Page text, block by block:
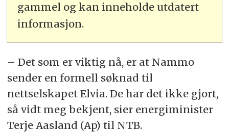
gammel og kan inneholde utdatert
informasjon.
– Det som er viktig nå, er at Nammo
sender en formell søknad til
nettselskapet Elvia. De har det ikke gjort,
så vidt meg bekjent, sier energiminister
Terje Aasland (Ap) til NTB.